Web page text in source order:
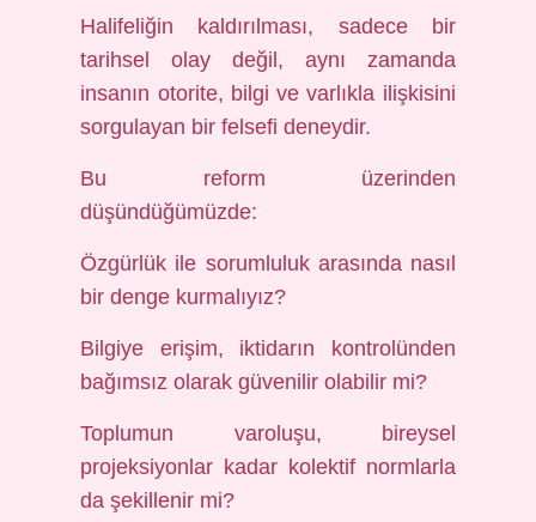
Halifeliğin kaldırılması, sadece bir
tarihsel olay değil, aynı zamanda
insanın otorite, bilgi ve varlıkla ilişkisini
sorgulayan bir felsefi deneydir.
Bu reform üzerinden
düşündüğümüzde:
Özgürlük ile sorumluluk arasında nasıl
bir denge kurmalıyız?
Bilgiye erişim, iktidarın kontrolünden
bağımsız olarak güvenilir olabilir mi?
Toplumun varoluşu, bireysel
projeksiyonlar kadar kolektif normlarla
da şekillenir mi?